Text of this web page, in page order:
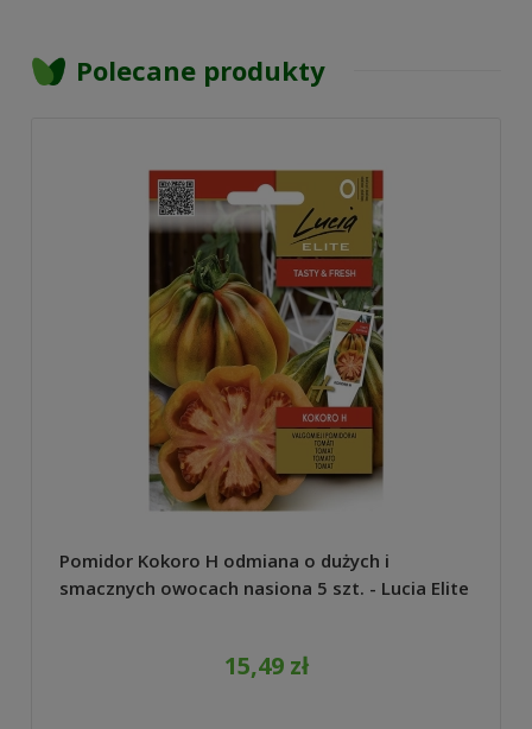
Polecane produkty
Pomidor Kokoro H odmiana o dużych i
smacznych owocach nasiona 5 szt. - Lucia Elite
15,49 zł